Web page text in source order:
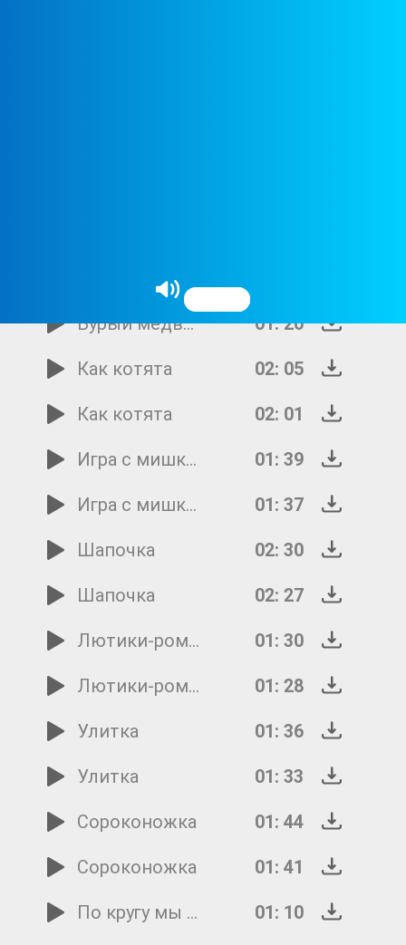
Бурый медвежонок
01: 20
Как котята
02: 05
Как котята
02: 01
Игра с мишкой
01: 39
Игра с мишкой
01: 37
Шапочка
02: 30
Шапочка
02: 27
Лютики-ромашки
01: 30
Лютики-ромашки
01: 28
Улитка
01: 36
Улитка
01: 33
Сороконожка
01: 44
Сороконожка
01: 41
По кругу мы шагаем
01: 10